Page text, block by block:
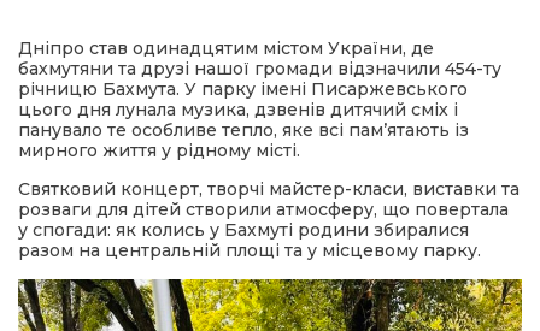
політика
місія
Дніпро став одинадцятим містом України, де
бахмутяни та друзі нашої громади відзначили 454-ту
річницю Бахмута. У парку імені Писаржевського
цього дня лунала музика, дзвенів дитячий сміх і
панувало те особливе тепло, яке всі пам’ятають із
мирного життя у рідному місті.
Святковий концерт, творчі майстер-класи, виставки та
розваги для дітей створили атмосферу, що повертала
у спогади: як колись у Бахмуті родини збиралися
разом на центральній площі та у місцевому парку.